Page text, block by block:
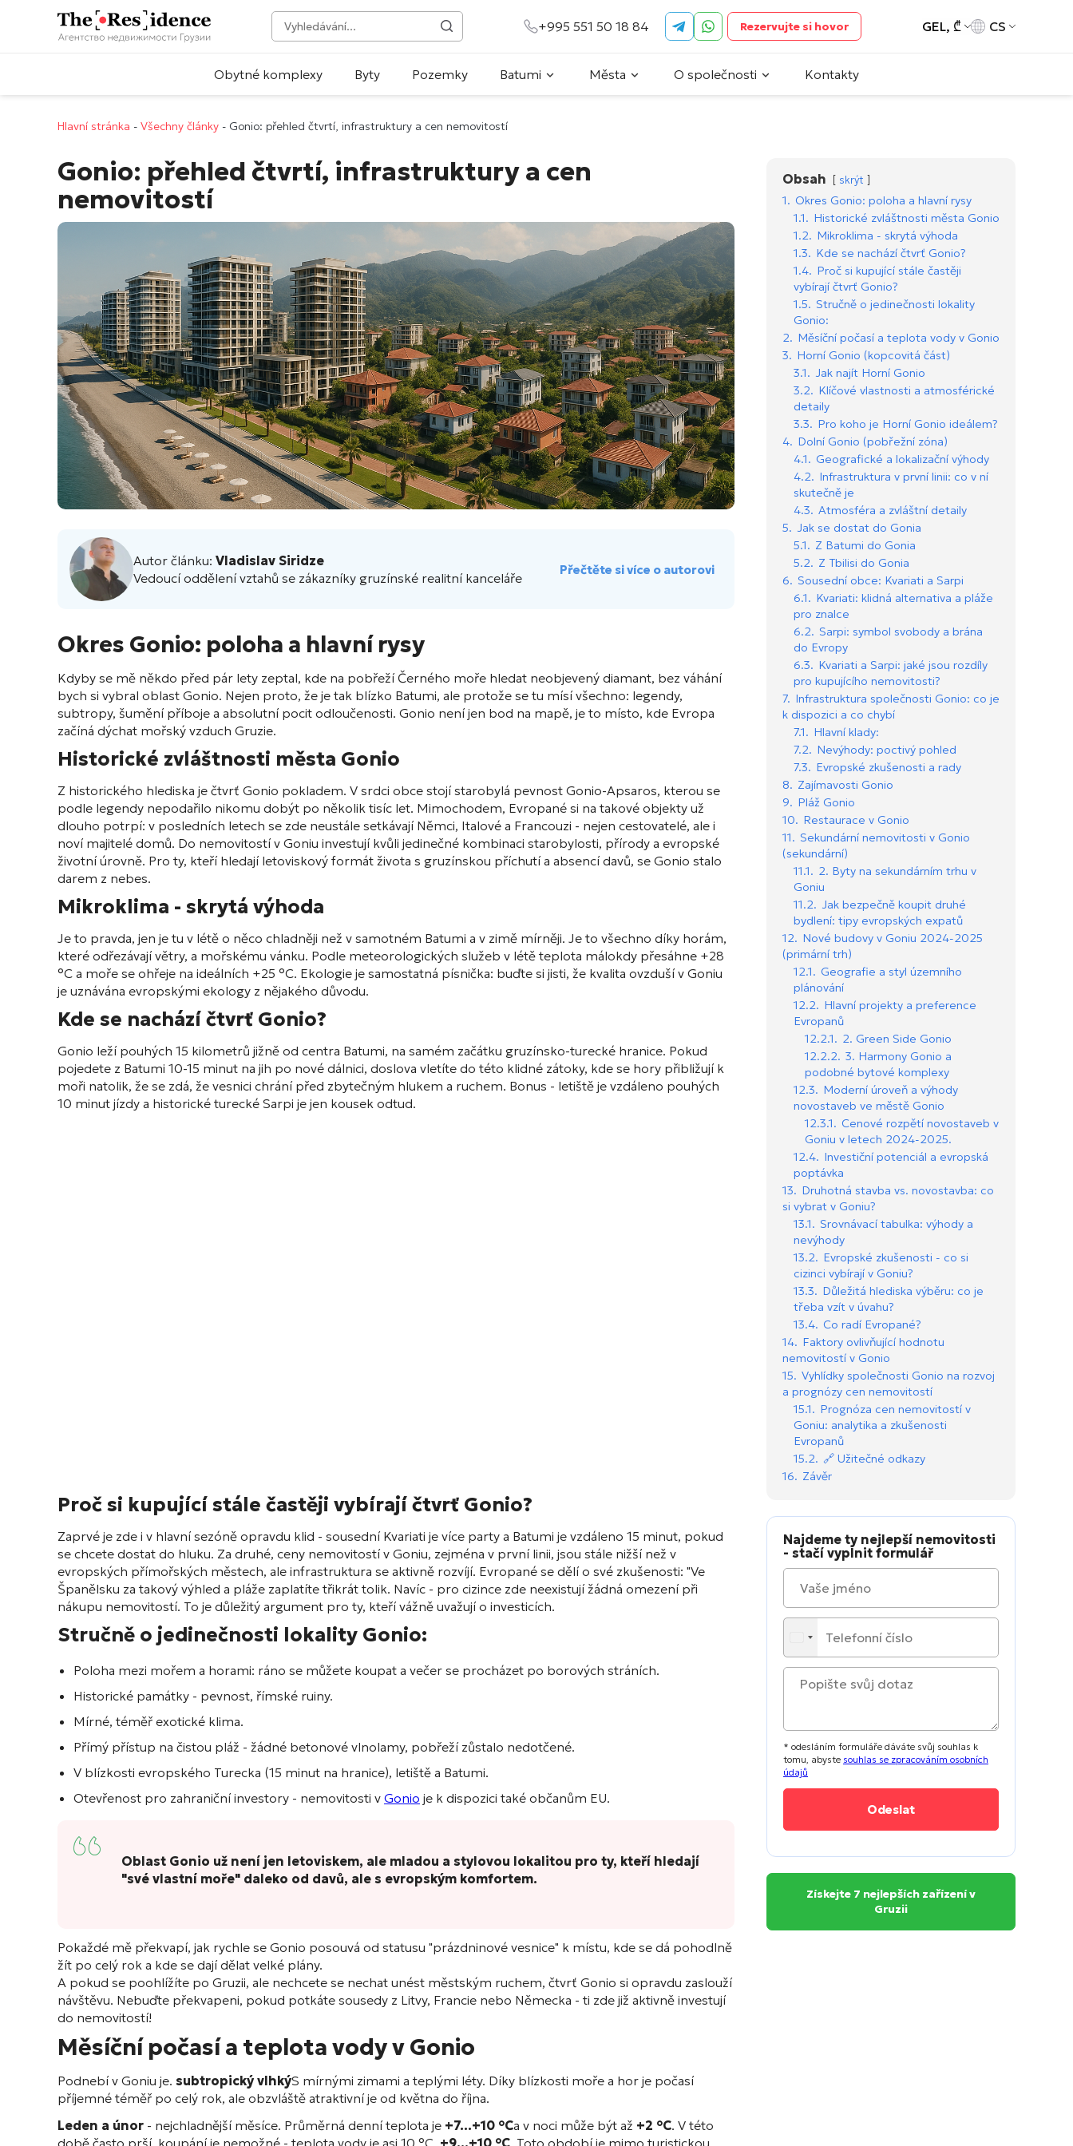
+995 551 50 18 84 Rezervujte si hovor GEL, ₾ CS
Obytné komplexy Byty Pozemky Batumi Města O společnosti Kontakty
Hlavní stránka - Všechny články - Gonio: přehled čtvrtí, infrastruktury a cen nemovitostí
Gonio: přehled čtvrtí, infrastruktury a cen
nemovitostí
Autor článku: Vladislav Siridze
Vedoucí oddělení vztahů se zákazníky gruzínské realitní kanceláře
Přečtěte si více o autorovi
Okres Gonio: poloha a hlavní rysy
Kdyby se mě někdo před pár lety zeptal, kde na pobřeží Černého moře hledat neobjevený diamant, bez váhání
bych si vybral oblast Gonio. Nejen proto, že je tak blízko Batumi, ale protože se tu mísí všechno: legendy,
subtropy, šumění příboje a absolutní pocit odloučenosti. Gonio není jen bod na mapě, je to místo, kde Evropa
začíná dýchat mořský vzduch Gruzie.
Historické zvláštnosti města Gonio
Z historického hlediska je čtvrť Gonio pokladem. V srdci obce stojí starobylá pevnost Gonio-Apsaros, kterou se
podle legendy nepodařilo nikomu dobýt po několik tisíc let. Mimochodem, Evropané si na takové objekty už
dlouho potrpí: v posledních letech se zde neustále setkávají Němci, Italové a Francouzi - nejen cestovatelé, ale i
noví majitelé domů. Do nemovitostí v Goniu investují kvůli jedinečné kombinaci starobylosti, přírody a evropské
životní úrovně. Pro ty, kteří hledají letoviskový formát života s gruzínskou příchutí a absencí davů, se Gonio stalo
darem z nebes.
Mikroklima - skrytá výhoda
Je to pravda, jen je tu v létě o něco chladněji než v samotném Batumi a v zimě mírněji. Je to všechno díky horám,
které odřezávají větry, a mořskému vánku. Podle meteorologických služeb v létě teplota málokdy přesáhne +28
°C a moře se ohřeje na ideálních +25 °C. Ekologie je samostatná písnička: buďte si jisti, že kvalita ovzduší v Goniu
je uznávána evropskými ekology z nějakého důvodu.
Kde se nachází čtvrť Gonio?
Gonio leží pouhých 15 kilometrů jižně od centra Batumi, na samém začátku gruzínsko-turecké hranice. Pokud
pojedete z Batumi 10-15 minut na jih po nové dálnici, doslova vletíte do této klidné zátoky, kde se hory přibližují k
moři natolik, že se zdá, že vesnici chrání před zbytečným hlukem a ruchem. Bonus - letiště je vzdáleno pouhých
10 minut jízdy a historické turecké Sarpi je jen kousek odtud.
Proč si kupující stále častěji vybírají čtvrť Gonio?
Zaprvé je zde i v hlavní sezóně opravdu klid - sousední Kvariati je více party a Batumi je vzdáleno 15 minut, pokud
se chcete dostat do hluku. Za druhé, ceny nemovitostí v Goniu, zejména v první linii, jsou stále nižší než v
evropských přímořských městech, ale infrastruktura se aktivně rozvíjí. Evropané se dělí o své zkušenosti: "Ve
Španělsku za takový výhled a pláže zaplatíte třikrát tolik. Navíc - pro cizince zde neexistují žádná omezení při
nákupu nemovitostí. To je důležitý argument pro ty, kteří vážně uvažují o investicích.
Stručně o jedinečnosti lokality Gonio:
Poloha mezi mořem a horami: ráno se můžete koupat a večer se procházet po borových stráních.
Historické památky - pevnost, římské ruiny.
Mírné, téměř exotické klima.
Přímý přístup na čistou pláž - žádné betonové vlnolamy, pobřeží zůstalo nedotčené.
V blízkosti evropského Turecka (15 minut na hranice), letiště a Batumi.
Otevřenost pro zahraniční investory - nemovitosti v Gonio je k dispozici také občanům EU.
Oblast Gonio už není jen letoviskem, ale mladou a stylovou lokalitou pro ty, kteří hledají
"své vlastní moře" daleko od davů, ale s evropským komfortem.
Pokaždé mě překvapí, jak rychle se Gonio posouvá od statusu "prázdninové vesnice" k místu, kde se dá pohodlně
žít po celý rok a kde se dají dělat velké plány.
A pokud se poohlížíte po Gruzii, ale nechcete se nechat unést městským ruchem, čtvrť Gonio si opravdu zaslouží
návštěvu. Nebuďte překvapeni, pokud potkáte sousedy z Litvy, Francie nebo Německa - ti zde již aktivně investují
do nemovitostí!
Měsíční počasí a teplota vody v Gonio
Podnebí v Goniu je. subtropický vlhkýS mírnými zimami a teplými léty. Díky blízkosti moře a hor je počasí
příjemné téměř po celý rok, ale obzvláště atraktivní je od května do října.
Leden a únor - nejchladnější měsíce. Průměrná denní teplota je +7...+10 °Ca v noci může být až +2 °C. V této
Obsah skrýt
1. Okres Gonio: poloha a hlavní rysy
1.1. Historické zvláštnosti města Gonio
1.2. Mikroklima - skrytá výhoda
1.3. Kde se nachází čtvrť Gonio?
1.4. Proč si kupující stále častěji
vybírají čtvrť Gonio?
1.5. Stručně o jedinečnosti lokality
Gonio:
2. Měsíční počasí a teplota vody v Gonio
3. Horní Gonio (kopcovitá část)
3.1. Jak najít Horní Gonio
3.2. Klíčové vlastnosti a atmosférické
detaily
3.3. Pro koho je Horní Gonio ideálem?
4. Dolní Gonio (pobřežní zóna)
4.1. Geografické a lokalizační výhody
4.2. Infrastruktura v první linii: co v ní
skutečně je
4.3. Atmosféra a zvláštní detaily
5. Jak se dostat do Gonia
5.1. Z Batumi do Gonia
5.2. Z Tbilisi do Gonia
6. Sousední obce: Kvariati a Sarpi
6.1. Kvariati: klidná alternativa a pláže
pro znalce
6.2. Sarpi: symbol svobody a brána
do Evropy
6.3. Kvariati a Sarpi: jaké jsou rozdíly
pro kupujícího nemovitosti?
7. Infrastruktura společnosti Gonio: co je
k dispozici a co chybí
7.1. Hlavní klady:
7.2. Nevýhody: poctivý pohled
7.3. Evropské zkušenosti a rady
8. Zajímavosti Gonio
9. Pláž Gonio
10. Restaurace v Gonio
11. Sekundární nemovitosti v Gonio
(sekundární)
11.1. 2. Byty na sekundárním trhu v
Goniu
11.2. Jak bezpečně koupit druhé
bydlení: tipy evropských expatů
12. Nové budovy v Goniu 2024-2025
(primární trh)
12.1. Geografie a styl územního
plánování
12.2. Hlavní projekty a preference
Evropanů
12.2.1. 2. Green Side Gonio
12.2.2. 3. Harmony Gonio a
podobné bytové komplexy
12.3. Moderní úroveň a výhody
novostaveb ve městě Gonio
12.3.1. Cenové rozpětí novostaveb v
Goniu v letech 2024-2025.
12.4. Investiční potenciál a evropská
poptávka
13. Druhotná stavba vs. novostavba: co
si vybrat v Goniu?
13.1. Srovnávací tabulka: výhody a
nevýhody
13.2. Evropské zkušenosti - co si
cizinci vybírají v Goniu?
13.3. Důležitá hlediska výběru: co je
třeba vzít v úvahu?
13.4. Co radí Evropané?
14. Faktory ovlivňující hodnotu
nemovitostí v Gonio
15. Vyhlídky společnosti Gonio na rozvoj
a prognózy cen nemovitostí
15.1. Prognóza cen nemovitostí v
Goniu: analytika a zkušenosti
Evropanů
15.2. 🔗 Užitečné odkazy
16. Závěr
Najdeme ty nejlepší nemovitosti
- stačí vyplnit formulář
* odesláním formuláře dáváte svůj souhlas k
tomu, abyste souhlas se zpracováním osobních
údajů
Získejte 7 nejlepších zařízení v
Gruzii